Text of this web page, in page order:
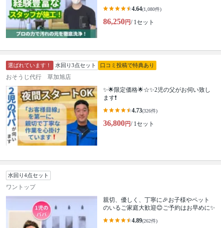
4.64(1,080件)
86,250円/ 1セット
選ばれています！ 水回り3点セット 口コミ投稿で特典あり
おそうじ代行 草加旭店
✨🌟限定価格🌟☆✨2児の父がお伺い致し
ます❗️
4.73(326件)
36,800円/ 1セット
水回り4点セット
ワントップ
親切、優しく、丁寧に🎉お子様やペット
のいるご家庭大歓迎😊ご予約はお早めに✨
4.89(262件)